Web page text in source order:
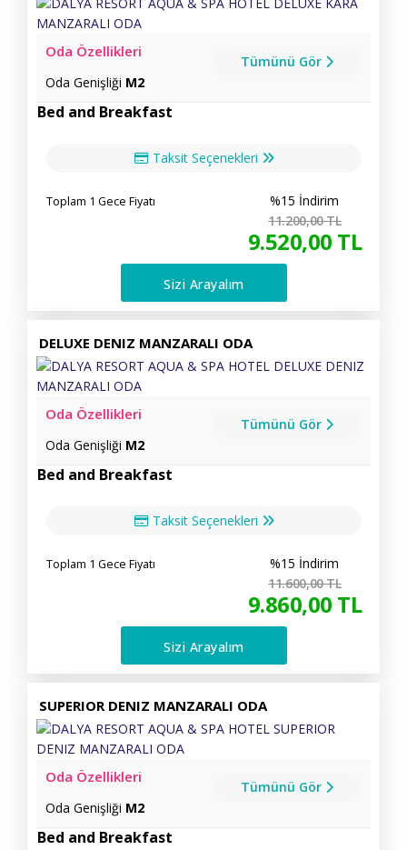
Oda Özellikleri
Oda Genişliği M2
Tümünü Gör
Bed and Breakfast
Taksit Seçenekleri
Toplam 1 Gece Fiyatı
%15 İndirim
11.200,00TL
9.520,00 TL
Sizi Arayalım
DELUXE DENIZ MANZARALI ODA
Oda Özellikleri
Oda Genişliği M2
Tümünü Gör
Bed and Breakfast
Taksit Seçenekleri
Toplam 1 Gece Fiyatı
%15 İndirim
11.600,00TL
9.860,00 TL
Sizi Arayalım
SUPERIOR DENIZ MANZARALI ODA
Oda Özellikleri
Oda Genişliği M2
Tümünü Gör
Bed and Breakfast